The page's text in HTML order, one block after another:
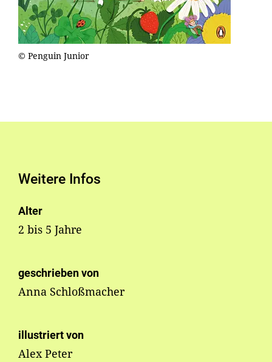
© Penguin Junior
Weitere Infos
Alter
2 bis 5 Jahre
geschrieben von
Anna Schloßmacher
illustriert von
Alex Peter